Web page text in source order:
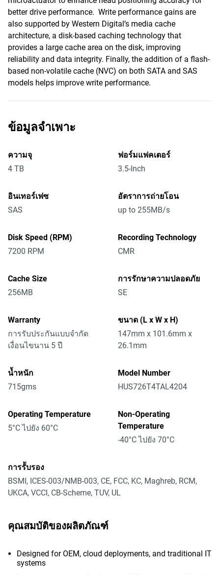
better drive performance. Write performance gains are
also supported by Western Digital’s media cache
architecture, a disk-based caching technology that
provides a large cache area on the disk, improving
reliability and data integrity. Finally, the addition of a flash-
based non-volatile cache (NVC) on both SATA and SAS
models helps improve write performance.
ข้อมูลจำเพาะ
ความจุ
4 TB
ฟอร์มแฟคเตอร์
3.5-Inch
อินเทอร์เฟซ
SAS
อัตราการถ่ายโอน
up to 255MB/s
Disk Speed (RPM)
7200 RPM
Recording Technology
CMR
Cache Size
256MB
การรักษาความปลอดภัย
SE
Warranty
การรับประกันแบบจำกัด
เงื่อนไขนาน 5 ปี
ขนาด (L x W x H)
147mm x 101.6mm x
26.1mm
น้ำหนัก
715gms
Model Number
HUS726T4TAL4204
Operating Temperature
5°C ไปยัง 60°C
Non-Operating
Temperature
-40°C ไปยัง 70°C
การรัับรอง
BSMI, ICES-003/NMB-003, CE, FCC, KC, Maghreb, RCM,
UKCA, VCCI, CB-Scheme, TUV, UL
คุณสมบัติของผลิตภัณฑ์
Designed for OEM, cloud deployments, and traditional IT
systems